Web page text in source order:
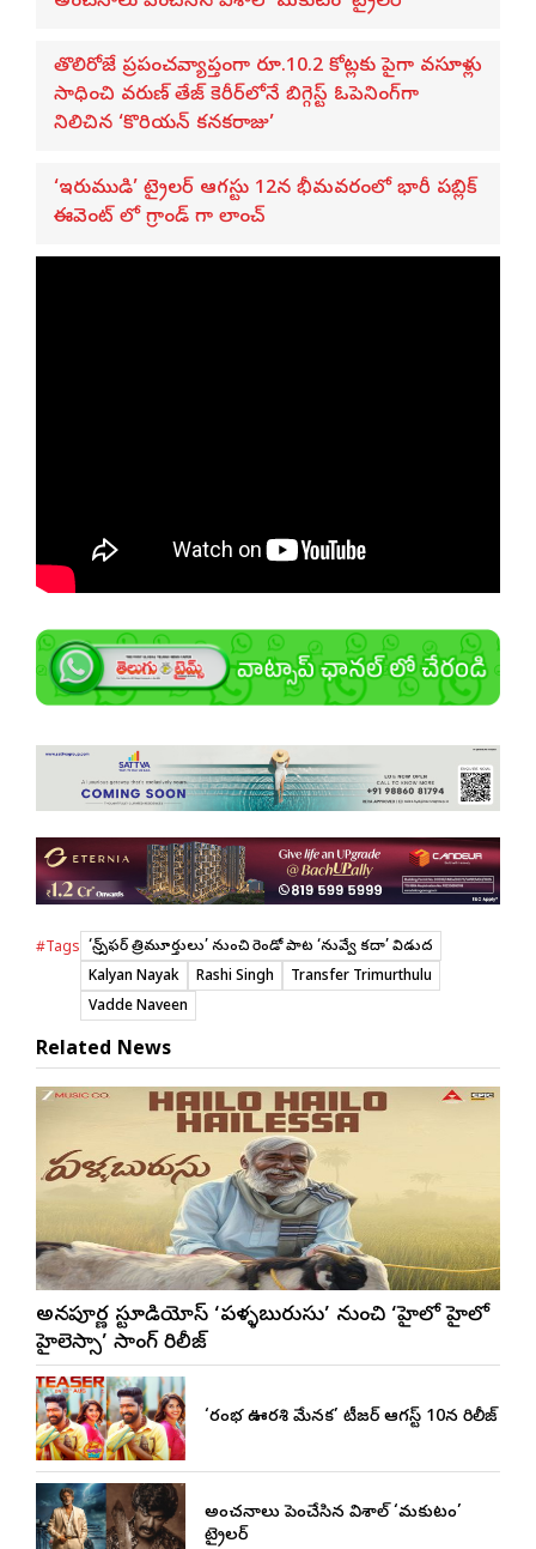
తొలిరోజే ప్రపంచవ్యాప్తంగా రూ.10.2 కోట్లకు పైగా వసూళ్లు
సాధించి వరుణ్ తేజ్ కెరీర్‌లోనే బిగ్గెస్ట్ ఓపెనింగ్‌గా
నిలిచిన ‘కొరియన్ కనకరాజు’
‘ఇరుముడి’ ట్రైలర్ ఆగస్టు 12న భీమవరంలో భారీ పబ్లిక్
ఈవెంట్ లో గ్రాండ్ గా లాంచ్
#Tags ‘ట్రాన్స్‌ఫ‌ర్ త్రిమూర్తులు’ నుంచి రెండో పాట ‘నువ్వే క‌దా’ విడుద
Kalyan Nayak
Rashi Singh
Transfer Trimurthulu
Vadde Naveen
Related News
అన్నపూర్ణ స్టూడియోస్ ‘పళ్ళబురుసు’ నుంచి ‘హైలో హైలో
హైలెస్సా’ సాంగ్ రిలీజ్
‘రంభ ఊర్వశి మేనక’ టీజర్ ఆగస్ట్ 10న రిలీజ్
అంచనాలు పెంచేసిన విశాల్ ‘మకుటం’
ట్రైలర్